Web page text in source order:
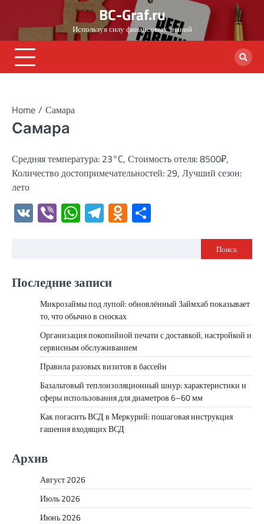
content
BC-Graf.ru
Используя силу финансовых знаний
Home Самара
Самара
Средняя температура: 23°C, Стоимость отеля: 8500₽,
Количество достопримечательностей: 29, Лучший сезон:
лето
VK ViberWhatsApp
Telegram
Odnoklassniki
Поиск
Последние записи
Микрозаймы под лупой: обновлённый Займхаб показывает
то, что обычно в сносках
Организация покопийной печати с доставкой, настройкой и
сервисным обслуживанием
Правила разовых визитов в бассейн
Базальтовый теплоизоляционный шнур: характеристики и
сферы использования для диаметров 6–60 мм
Как погасить ВСД в Меркурий: пошаговая инструкция
гашения входящих ВСД
Архив
Август 2026
Июль 2026
Июнь 2026